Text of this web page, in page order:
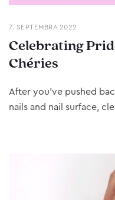
7. SEPTEMBRA 2022
Celebrating
Chéries
After you’ve pushed
nails and nail surface,